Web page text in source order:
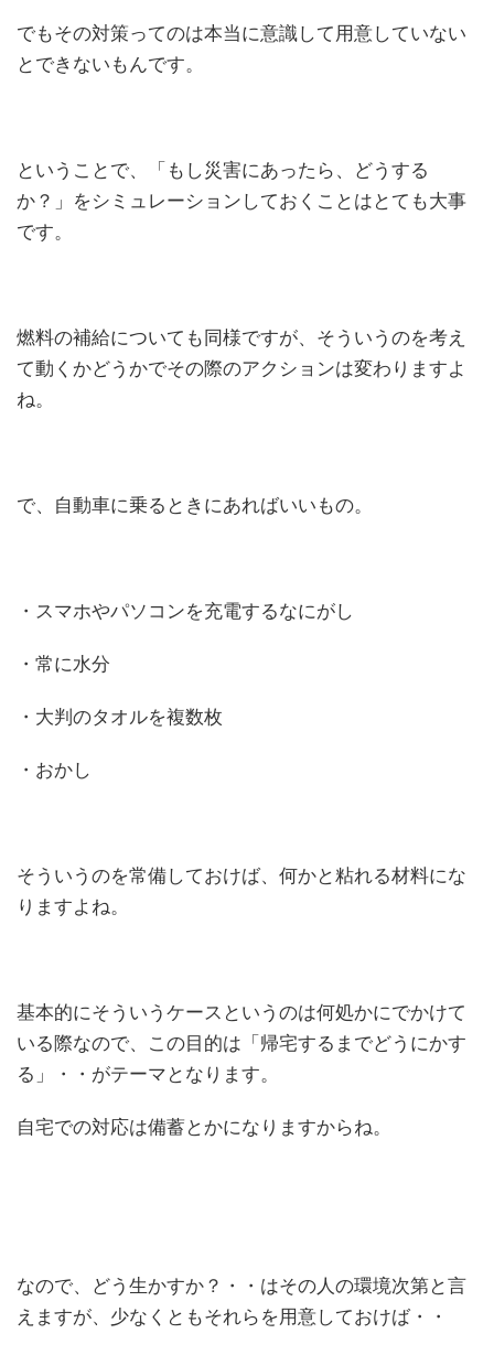
でもその対策ってのは本当に意識して用意していない
とできないもんです。
ということで、「もし災害にあったら、どうする
か？」をシミュレーションしておくことはとても大事
です。
燃料の補給についても同様ですが、そういうのを考え
て動くかどうかでその際のアクションは変わりますよ
ね。
で、自動車に乗るときにあればいいもの。
・スマホやパソコンを充電するなにがし
・常に水分
・大判のタオルを複数枚
・おかし
そういうのを常備しておけば、何かと粘れる材料にな
りますよね。
基本的にそういうケースというのは何処かにでかけて
いる際なので、この目的は「帰宅するまでどうにかす
る」・・がテーマとなります。
自宅での対応は備蓄とかになりますからね。
なので、どう生かすか？・・はその人の環境次第と言
えますが、少なくともそれらを用意しておけば・・